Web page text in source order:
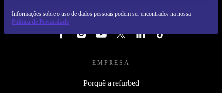
Informações sobre o uso de dados pessoais podem ser encontrados na nossa
Política de Privacidade
SEGUE-NOS
EMPRESA
Porquê a refurbed